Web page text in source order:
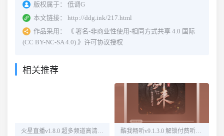
版权属于：
低调G
本文链接：
http://ddg.ink/217.html
作品采用：
《 署名-非商业性使用-相同方式共享 4.0 国际
(CC BY-NC-SA 4.0) 》许可协议授权
相关推荐
火星直播v1.8.0 超多频道高清直播 酷我畅听v9.1.3.0 解锁付费听书源